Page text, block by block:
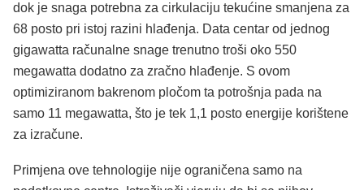
dok je snaga potrebna za cirkulaciju tekućine smanjena za
68 posto pri istoj razini hlađenja. Data centar od jednog
gigawatta računalne snage trenutno troši oko 550
megawatta dodatno za zračno hlađenje. S ovom
optimiziranom bakrenom pločom ta potrošnja pada na
samo 11 megawatta, što je tek 1,1 posto energije korištene
za izračune.
Primjena ove tehnologije nije ograničena samo na